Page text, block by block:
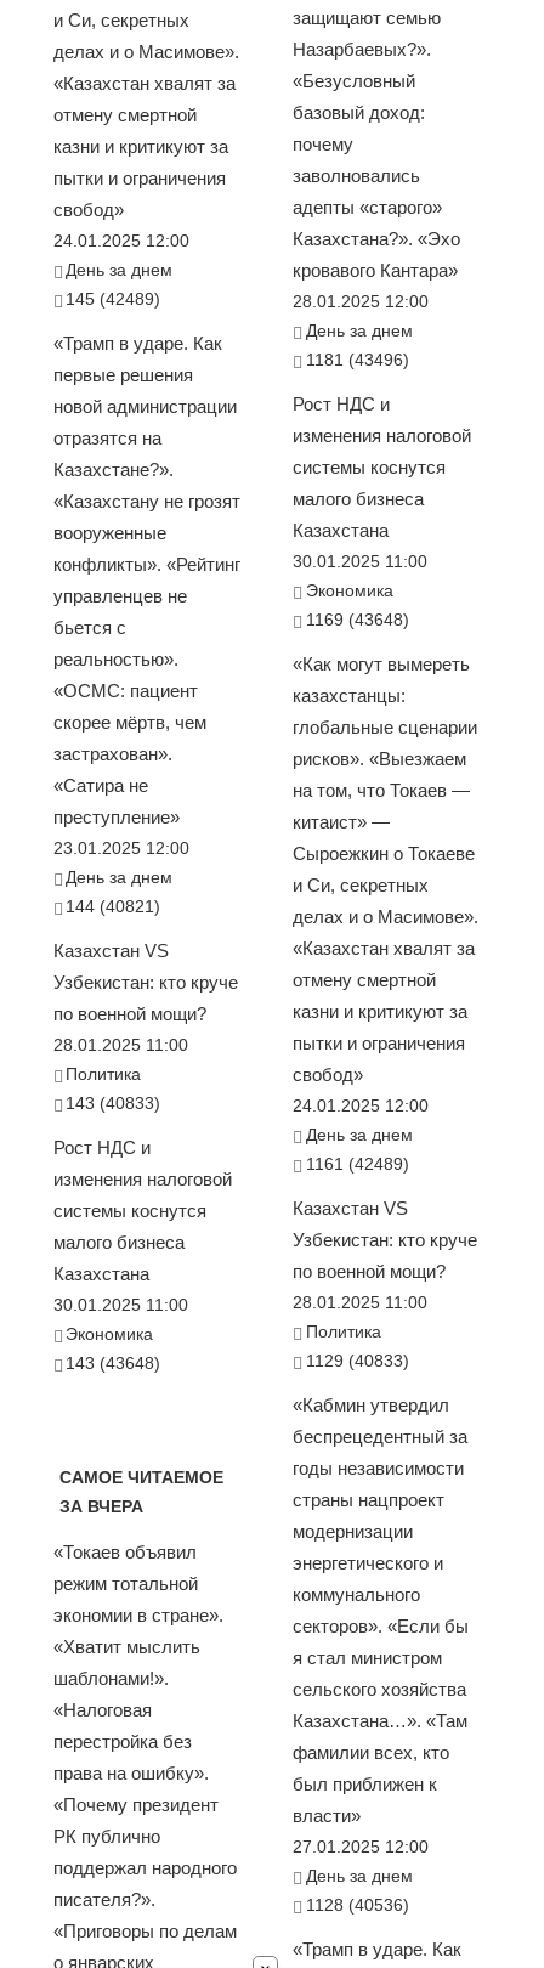
и Си, секретных
делах и о Масимове».
«Казахстан хвалят за
отмену смертной
казни и критикуют за
пытки и ограничения
свобод»
24.01.2025 12:00
День за днем
145 (42489)
«Трамп в ударе. Как
первые решения
новой администрации
отразятся на
Казахстане?».
«Казахстану не грозят
вооруженные
конфликты». «Рейтинг
управленцев не
бьется с
реальностью».
«ОСМС: пациент
скорее мёртв, чем
застрахован».
«Сатира не
преступление»
23.01.2025 12:00
День за днем
144 (40821)
Казахстан VS
Узбекистан: кто круче
по военной мощи?
28.01.2025 11:00
Политика
143 (40833)
Рост НДС и
изменения налоговой
системы коснутся
малого бизнеса
Казахстана
30.01.2025 11:00
Экономика
143 (43648)
САМОЕ ЧИТАЕМОЕ
ЗА ВЧЕРА
«Токаев объявил
режим тотальной
экономии в стране».
«Хватит мыслить
шаблонами!».
«Налоговая
перестройка без
права на ошибку».
«Почему президент
РК публично
поддержал народного
писателя?».
«Приговоры по делам
о январских
защищают семью
Назарбаевых?».
«Безусловный
базовый доход:
почему
заволновались
адепты «старого»
Казахстана?». «Эхо
кровавого Кантара»
28.01.2025 12:00
День за днем
1181 (43496)
Рост НДС и
изменения налоговой
системы коснутся
малого бизнеса
Казахстана
30.01.2025 11:00
Экономика
1169 (43648)
«Как могут вымереть
казахстанцы:
глобальные сценарии
рисков». «Выезжаем
на том, что Токаев —
китаист» —
Сыроежкин о Токаеве
и Си, секретных
делах и о Масимове».
«Казахстан хвалят за
отмену смертной
казни и критикуют за
пытки и ограничения
свобод»
24.01.2025 12:00
День за днем
1161 (42489)
Казахстан VS
Узбекистан: кто круче
по военной мощи?
28.01.2025 11:00
Политика
1129 (40833)
«Кабмин утвердил
беспрецедентный за
годы независимости
страны нацпроект
модернизации
энергетического и
коммунального
секторов». «Если бы
я стал министром
сельского хозяйства
Казахстана…». «Там
фамилии всех, кто
был приближен к
власти»
27.01.2025 12:00
День за днем
1128 (40536)
«Трамп в ударе. Как